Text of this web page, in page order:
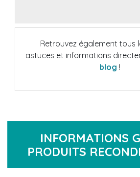
Retrouvez également tous
astuces et informations
blog !
INFORMATIONS
PRODUITS